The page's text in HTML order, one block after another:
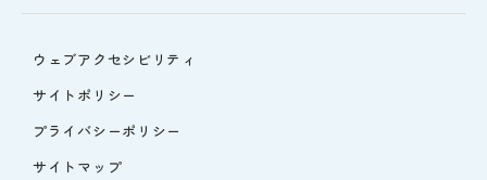
ウェブアクセシビリティ
サイトポリシー
プライバシーポリシー
サイトマップ